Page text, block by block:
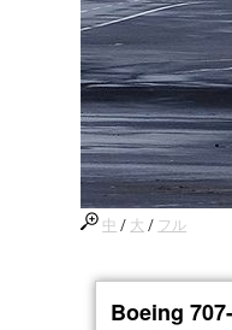
中 / 大 / フル
Boeing